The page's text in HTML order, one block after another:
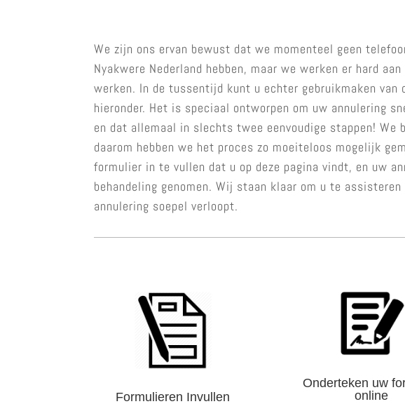
We zijn ons ervan bewust dat we momenteel geen
Nyakwere Nederland hebben, maar we werken er hard
werken. In de tussentijd kunt u echter gebruikmaken van
hieronder. Het is speciaal ontworpen om uw annulering
en dat allemaal in slechts twee eenvoudige stappen!
daarom hebben we het proces zo moeiteloos mogelijk
formulier in te vullen dat u op deze pagina vindt, en uw
behandeling genomen. Wij staan klaar om u te
annulering soepel verloopt.
Formulieren Invullen
Onderteken uw
online